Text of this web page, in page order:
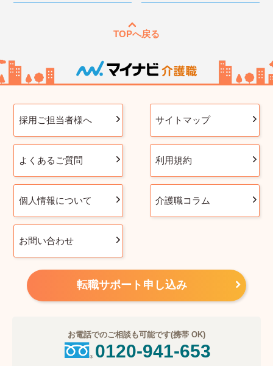
TOPへ戻る
採用ご担当者様へ サイトマップ
よくあるご質問 利用規約
個人情報について 介護職コラム
お問い合わせ
転職サポート申し込み
お電話でのご相談も可能です(携帯 OK)
0120-941-653